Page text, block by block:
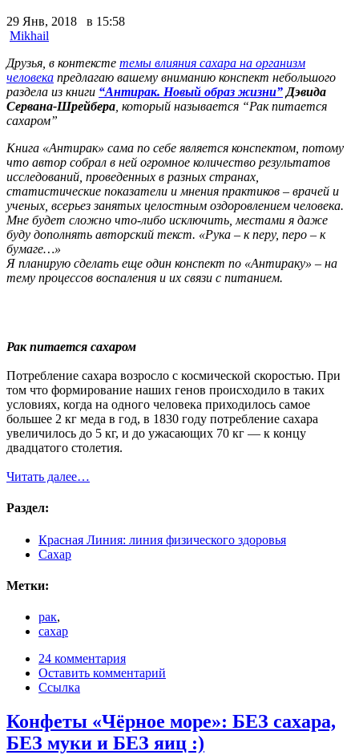
29 Янв, 2018 в 15:58
Mikhail
Друзья, в контексте темы влияния сахара на организм
человека предлагаю вашему вниманию конспект небольшого
раздела из книги “Антирак. Новый образ жизни” Дэвида
Сервана-Шрейбера , который называется “Рак питается
сахаром”
Книга «Антирак» сама по себе является конспектом, потому
что автор собрал в ней огромное количество результатов
исследований, проведенных в разных странах,
статистические показатели и мнения практиков – врачей и
ученых, всерьез занятых целостным оздоровлением человека.
Мне будет сложно что-либо исключить, местами я даже
буду дополнять авторский текст. «Рука – к перу, перо – к
бумаге…»
Я планирую сделать еще один конспект по «Антираку» – на
тему процессов воспаления и их связи с питанием.
Рак питается сахаром
Потребление сахара возросло с космической скоростью. При
том что формирование наших генов происходило в таких
условиях, когда на одного человека приходилось самое
большее 2 кг меда в год, в 1830 году потребление сахара
увеличилось до 5 кг, и до ужасающих 70 кг — к концу
двадцатого столетия.
Читать далее…
Раздел:
Красная Линия: линия физического здоровья
Сахар
Метки:
рак,
сахар
24 комментария
Оставить комментарий
Ссылка
Конфеты «Чёрное море»: БЕЗ сахара,
БЕЗ муки и БЕЗ яиц :)